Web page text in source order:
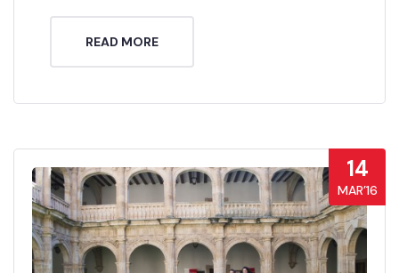
READ MORE
14
MAR’16